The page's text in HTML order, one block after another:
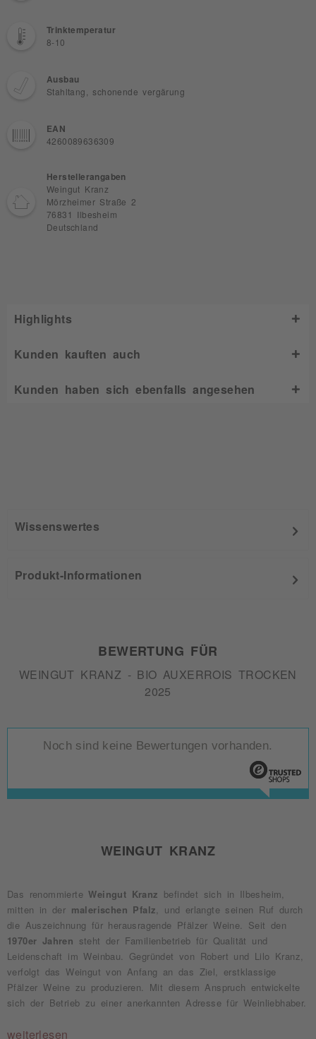
Trinktemperatur
8-10
Ausbau
Stahltang, schonende vergärung
EAN
4260089636309
Herstellerangaben
Weingut Kranz
Mörzheimer Straße 2
76831 Ilbesheim
Deutschland
Highlights
Kunden kauften auch
Kunden haben sich ebenfalls angesehen
Wissenswertes
Produkt-Informationen
BEWERTUNG FÜR
WEINGUT KRANZ - BIO AUXERROIS TROCKEN
2025
Noch sind keine Bewertungen vorhanden.
WEINGUT KRANZ
Das renommierteWeingut Kranz
befindet sich in Ilbesheim,
mitten in der
malerischen Pfalz
, und erlangte seinen Ruf durch
die Auszeichnung für herausragende Pfälzer Weine. Seit den
1970er Jahren steht der Familienbetrieb für Qualität und
Leidenschaft im Weinbau. Gegründet von Robert und Lilo Kranz,
verfolgt das Weingut von Anfang an das Ziel, erstklassige
Pfälzer Weine zu produzieren. Mit diesem Anspruch entwickelte
sich der Betrieb zu einer anerkannten Adresse für Weinliebhaber.
weiterlesen